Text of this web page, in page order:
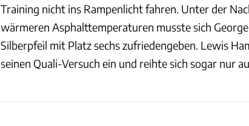
Training nicht ins Rampenlicht fahren. Unter der
wärmeren Asphalttemperaturen musste sich
Silberpfeil mit Platz sechs zufriedengeben. Lewis
seinen Quali-Versuch ein und reihte sich sogar nur